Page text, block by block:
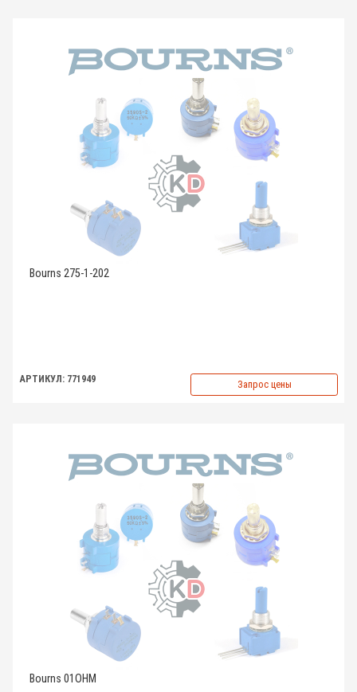
Bourns 275-1-202
АРТИКУЛ: 771949 Запрос цены
Bourns 01OHM